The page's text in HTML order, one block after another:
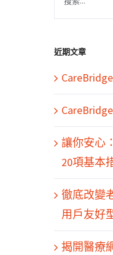
果：
近期文章
讓你安心
20項基本
徹底改變
用戶友好
揭開醫療